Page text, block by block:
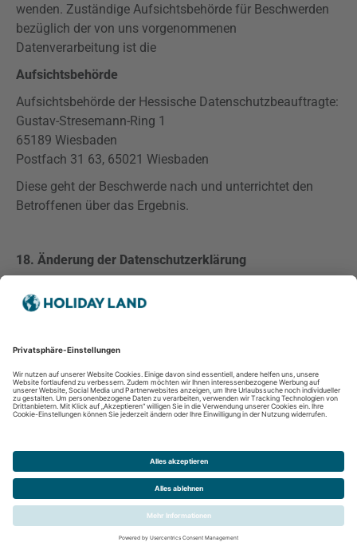
wenden. Zuständige Aufsichtsbehörde für Beschwerden
bezüglich der von uns vorgenommenen
Datenverarbeitung ist die
Aufsichtsbehörde
Aufsichtsbehörde der Hessische Datenschutzbeauftragte:
Gustav-Stresemann-Ring 1
65189 Wiesbaden
Postfach 31 63, 65021 Wiesbaden
Diese geht der Beschwerde nach und unterrichtet den
Betroffenen über das Ergebnis.
18. Änderung der Datenschutzerklärung
organisatorischer Änderungen der eingesetzten
behalten wir uns vor, die
Rahmenbedingungen weiterzuentwickeln. Wir bitten Sie
deshalb unsere Datenschutzerklärung von Zeit zu Zeit zu
überprüfen. Sollten Sie mit den im Verlaufe der Zeit
sein, so können Sie schriftlich, gemäß Art 17
Löschung der Daten, die nicht auf Grundlage anderer
gesetzlicher Vorgaben, wie handelsrechtlicher oder
steuerrechtlicher Aufbewahrungspflichten, gespeichert
werden, verlangen.